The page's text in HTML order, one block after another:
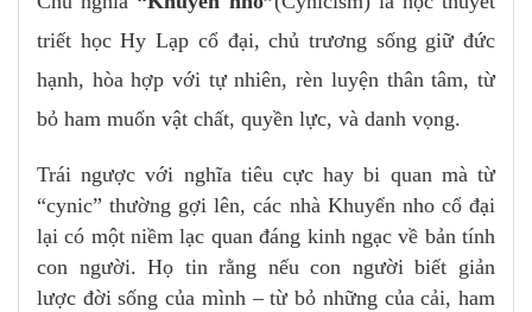
triết học Hy Lạp cổ đại, chủ trương sống giữ đức
hạnh, hòa hợp với tự nhiên, rèn luyện thân tâm, từ
bỏ ham muốn vật chất, quyền lực, và danh vọng.
Trái ngược với nghĩa tiêu cực hay bi quan mà từ
“cynic” thường gợi lên, các nhà Khuyển nho cổ đại
lại có một niềm lạc quan đáng kinh ngạc về bản tính
con người. Họ tin rằng nếu con người biết giản
lược đời sống của mình – từ bỏ những của cải, ham